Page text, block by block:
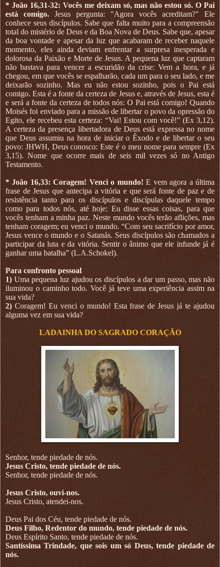
* João 16,31-32: Vocês me deixam só, mas não estou só. O Pai
está comigo. Jesus pergunta: "Agora vocês acreditam?" Ele
conhece seus discípulos. Sabe que falta muito para a compreensão
total do mistério de Deus e da Boa Nova de Deus. Sabe que, apesar
da boa vontade e apesar da luz que acabaram de receber naquele
momento, eles ainda deviam enfrentar a surpresa inesperada e
dolorosa da Paixão e Morte de Jesus. A pequena luz que captaram
não bastava para vencer a escuridão da crise: Vem a hora, e já
chegou, em que vocês se espalharão, cada um para o seu lado, e me
deixarão sozinho. Mas eu não estou sozinho, pois o Pai está
comigo. Esta é a fonte da certeza de Jesus e, através de Jesus, esta é
e será a fonte da certeza de todos nós: O Pai está comigo! Quando
Moisés foi enviado para a missão de libertar o povo da opressão do
Egito, ele recebeu esta certeza: “Vai! Estou com você!” (Ex 3,12).
A certeza da presença libertadora de Deus está expressa no nome
que Deus assumiu na hora de iniciar o Êxodo e de libertar o seu
povo: JHWH, Deus conosco: Este é o meu nome para sempre (Ex
3,15). Nome que ocorre mais de seis mil vezes só no Antigo
Testamento.
* João 16,33: Coragem! Venci o mundo!E vem agora a última
frase de Jesus que antecipa a vitória e que será fonte de paz e de
resistência tanto para os discípulos e discípulas daquele tempo
como para todos nós, até hoje: Eu disse essas coisas, para que
vocês tenham a minha paz. Neste mundo vocês terão aflições, mas
tenham coragem; eu venci o mundo. “Com seu sacrifício por amor,
Jesus vence o mundo e o Satanás. Seus discípulos são chamados a
participar da luta e da vitória. Sentir o ânimo que ele infunde já é
ganhar uma batalha” (L.A.Schokel).
Para confronto pessoal
1) Uma pequena luz ajudou os discípulos a dar um passo, mas não
iluminou o caminho todo. Você já teve uma experiência assim na
sua vida?
2) Coragem! Eu venci o mundo! Esta frase de Jesus já te ajudou
alguma vez em sua vida?
LADAINHA DO SAGRADO CORAÇÃO
Senhor, tende piedade de nós.
Jesus Cristo, tende piedade de nós.
Senhor, tende piedade de nós.
Jesus Cristo, ouvi-nos.
Jesus Cristo, atendei-nos.
Deus Pai dos Céu, tende piedade de nós.
Deus Filho, Redentor do mundo, tende piedade de nós.
Deus Espírito Santo, tende piedade de nós.
Santíssima Trindade, que sois um só Deus, tende piedade de
nós.